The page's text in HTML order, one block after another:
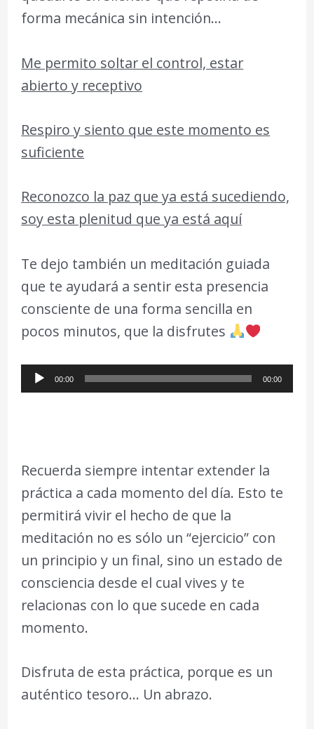
forma mecánica sin intención…
Me permito soltar el control, estar
abierto y receptivo
Respiro y siento que este momento es
suficiente
Reconozco la paz que ya está sucediendo,
soy esta plenitud que ya está aquí
Te dejo también un meditación guiada
que te ayudará a sentir esta presencia
consciente de una forma sencilla en
pocos minutos, que la disfrutes
Reproductor
de
00:00 00:00
Recuerda siempre intentar extender la
práctica a cada momento del día. Esto te
permitirá vivir el hecho de que la
meditación no es sólo un “ejercicio” con
un principio y un final, sino un estado de
consciencia desde el cual vives y te
relacionas con lo que sucede en cada
momento.
Disfruta de esta práctica, porque es un
auténtico tesoro… Un abrazo.